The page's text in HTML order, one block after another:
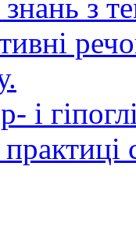
знань з
і